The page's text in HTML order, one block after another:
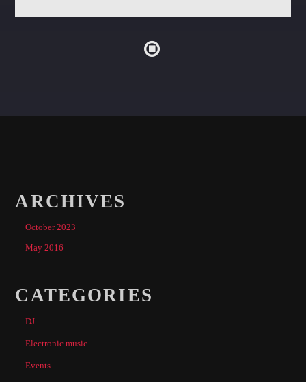
ARCHIVES
October 2023
May 2016
CATEGORIES
DJ
Electronic music
Events